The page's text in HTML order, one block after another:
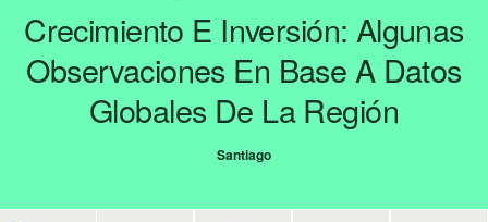
Crecimiento E Inversión: Algunas
Observaciones En Base A Datos
Globales De La Región
Santiago